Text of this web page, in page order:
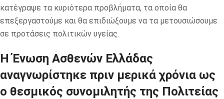
κατέγραψε τα κυριότερα προβλήματα, τα οποία θα
επεξεργαστούμε και θα επιδιώξουμε να τα μετουσιώσουμε
σε προτάσεις πολιτικών υγείας.
Η Ένωση Ασθενών Ελλάδας
αναγνωρίστηκε πριν μερικά χρόνια ως
ο θεσμικός συνομιλητής της Πολιτείας